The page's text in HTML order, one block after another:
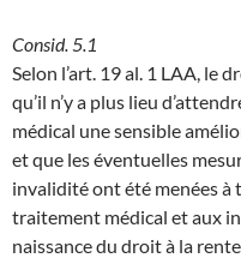
Consid. 5.1
Selon l’art. 19 al. 1 LAA, le
qu’il n’y a plus lieu
médical une sensible
et que les éventuelles
invalidité ont été menées à
traitement médical et aux
naissance du droit à la